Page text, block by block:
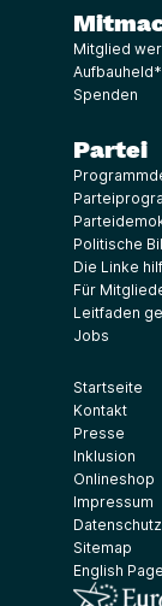
Mitglied
Spenden
Partei
Politische
Die Linke
Für
Leitfaden
Jobs
Startseite
Kontakt
Presse
Inklusion
Onlineshop
Impressum
Datenschutz
Sitemap
English